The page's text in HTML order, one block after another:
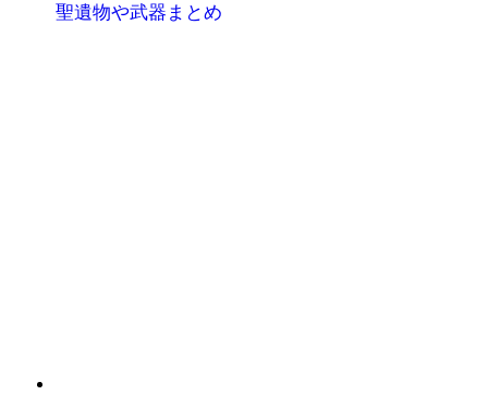
聖遺物や武器まとめ